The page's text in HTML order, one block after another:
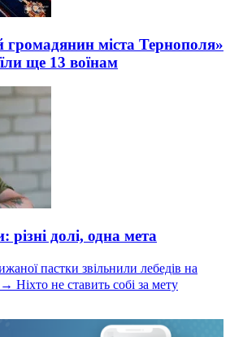
міста Тернополя»
ще 13 воїнам
різні долі, одна мета
пастки звільнили лебедів на
→ Ніхто не ставить собі за мету